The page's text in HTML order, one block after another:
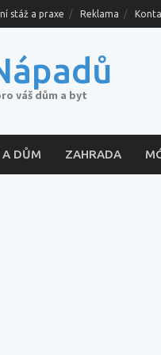
stáž a praxe Reklama
váš dům a byt
DŮM ZAHRADA